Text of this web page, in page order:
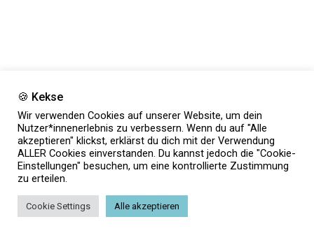
🍪 Kekse
Wir verwenden Cookies auf unserer Website, um dein
Nutzer*innenerlebnis zu verbessern. Wenn du auf "Alle
akzeptieren" klickst, erklärst du dich mit der Verwendung
ALLER Cookies einverstanden. Du kannst jedoch die "Cookie-
Einstellungen" besuchen, um eine kontrollierte Zustimmung
zu erteilen.
Cookie Settings Alle akzeptieren